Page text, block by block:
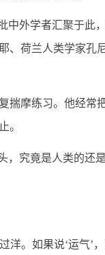
外学者汇聚于此
、荷兰人类学家孔
摩练习。他经常
。
究竟是人类的还
。如果说‘运气’，